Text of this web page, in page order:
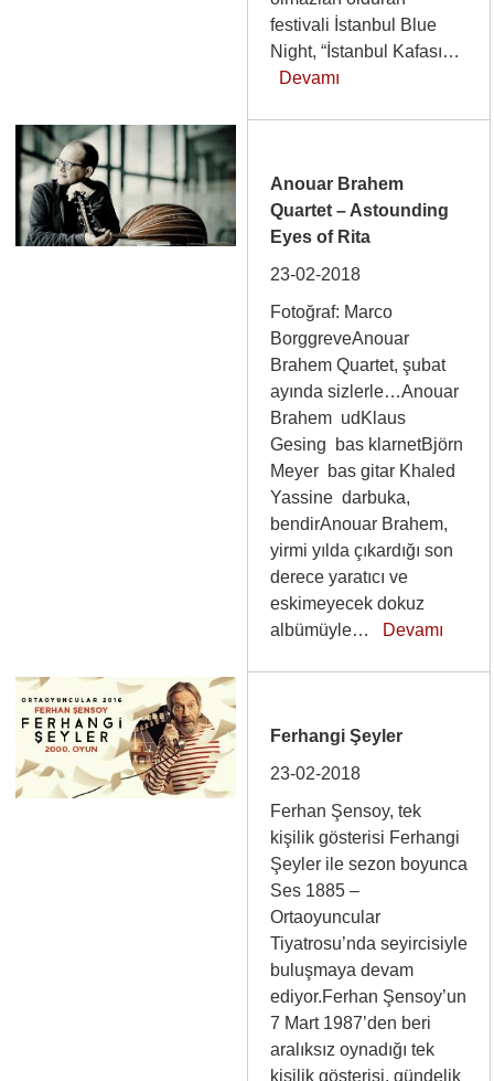
festivali İstanbul Blue
Night, “İstanbul Kafası…
Devamı
Anouar Brahem
Quartet – Astounding
Eyes of Rita
23-02-2018
Fotoğraf: Marco
BorggreveAnouar
Brahem Quartet, şubat
ayında sizlerle…Anouar
Brahem udKlaus
Gesing bas klarnetBjörn
Meyer bas gitar Khaled
Yassine darbuka,
bendirAnouar Brahem,
yirmi yılda çıkardığı son
derece yaratıcı ve
eskimeyecek dokuz
albümüyle… Devamı
Ferhangi Şeyler
23-02-2018
Ferhan Şensoy, tek
kişilik gösterisi Ferhangi
Şeyler ile sezon boyunca
Ses 1885 –
Ortaoyuncular
Tiyatrosu’nda seyircisiyle
buluşmaya devam
ediyor.Ferhan Şensoy’un
7 Mart 1987’den beri
aralıksız oynadığı tek
kişilik gösterisi, gündelik